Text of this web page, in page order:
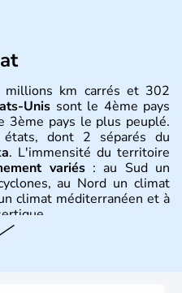
millions km carrés et 302
Unis sont le 4ème pays
3ème pays le plus peuplé.
dont 2 séparés du
. L'immensité du territoire
variés: au Sud un
au Nord un climat
climat méditerranéen et à